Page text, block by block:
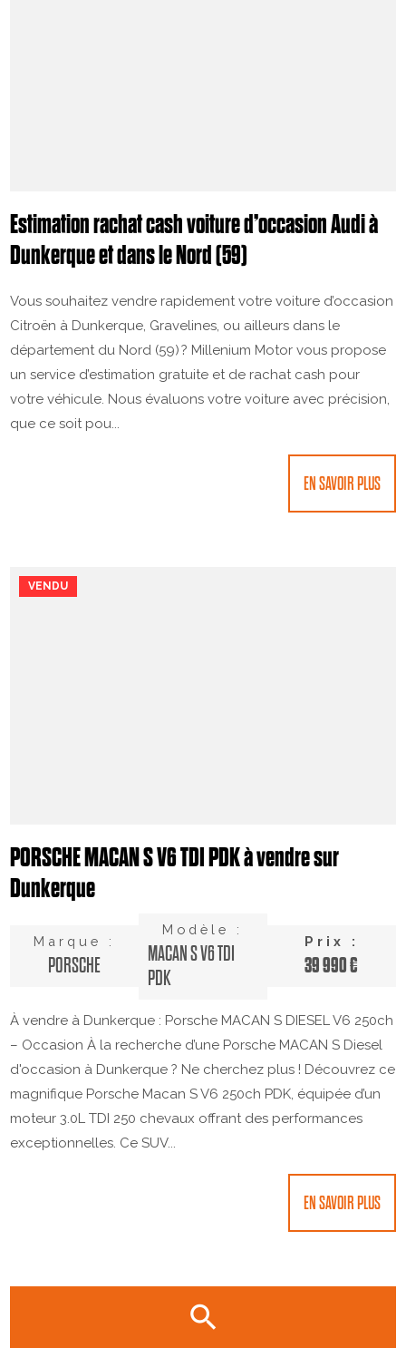
Estimation rachat cash voiture d’occasion Audi à
Dunkerque et dans le Nord (59)
Vous souhaitez vendre rapidement votre voiture d’occasion
Citroën à Dunkerque, Gravelines, ou ailleurs dans le
département du Nord (59) ? Millenium Motor vous propose
un service d’estimation gratuite et de rachat cash pour
votre véhicule. Nous évaluons votre voiture avec précision,
que ce soit pou...
EN SAVOIR PLUS
VENDU
PORSCHE MACAN S V6 TDI PDK à vendre sur
Dunkerque
Marque :
PORSCHE
Modèle :
MACAN S V6 TDI
PDK
Prix :
39 990 €
À vendre à Dunkerque : Porsche MACAN S DIESEL V6 250ch
– Occasion À la recherche d’une Porsche MACAN S Diesel
d'occasion à Dunkerque ? Ne cherchez plus ! Découvrez ce
magnifique Porsche Macan S V6 250ch PDK, équipée d’un
moteur 3.0L TDI 250 chevaux offrant des performances
exceptionnelles. Ce SUV...
EN SAVOIR PLUS